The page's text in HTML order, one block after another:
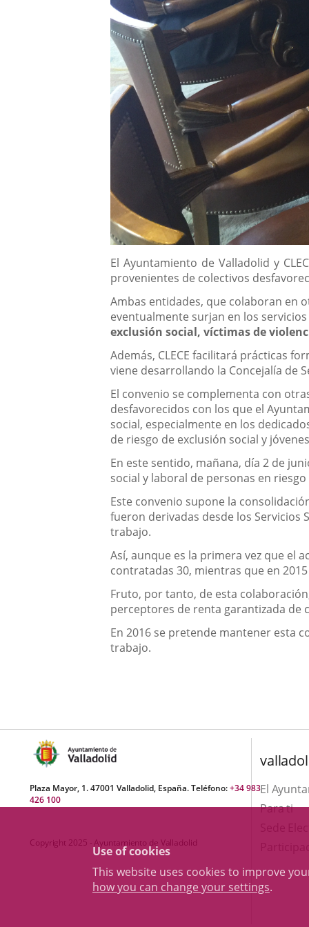
Use of cookies
This website uses cookies to improve
how you can change your settings.
Descripción
El Ayuntamiento de Valladolid y
provenientes de colectivos
Ambas entidades, que colaboran en
eventualmente surjan en los
exclusión social, víctimas de
Además, CLECE facilitará prácticas
viene desarrollando la Concejalía de
El convenio se complementa con
desfavorecidos con los que el
social, especialmente en los
de riesgo de exclusión social y
En este sentido, mañana, día 2 de
social y laboral de personas en
Este convenio supone la
fueron derivadas desde los Servicios
trabajo.
Así, aunque es la primera vez que el
contratadas 30, mientras que en
Fruto, por tanto, de esta
perceptores de renta garantizada de
En 2016 se pretende mantener esta
trabajo.
Plaza Mayor, 1. 47001 Valladolid, España. Teléfono:+34 983
426 100
Copyright 2025 - Ayuntamiento de Valladolid
El
Para ti